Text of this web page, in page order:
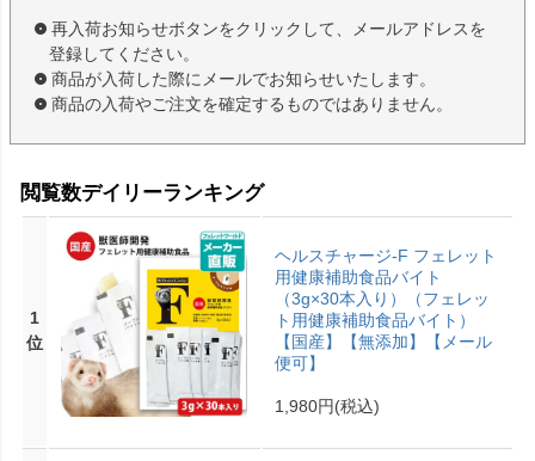
再入荷お知らせボタンをクリックして、メールアドレスを
登録してください。
商品が入荷した際にメールでお知らせいたします。
商品の入荷やご注文を確定するものではありません。
閲覧数デイリーランキング
1
位
ヘルスチャージ-F フェレット
用健康補助食品バイト
（3g×30本入り）（フェレッ
ト用健康補助食品バイト）
【国産】【無添加】【メール
便可】
1,980円(税込)